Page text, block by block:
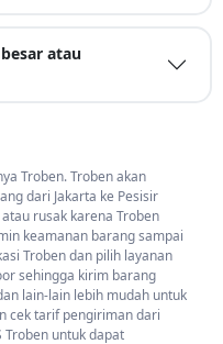
atau
Troben. Troben akan
dari Jakarta ke Pesisir
rusak karena Troben
keamanan barang sampai
Troben dan pilih layanan
sehingga kirim barang
lain-lain lebih mudah untuk
cek tarif pengiriman dari
Troben untuk dapat